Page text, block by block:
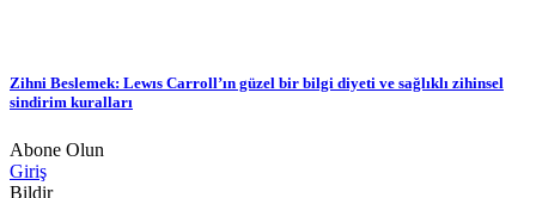
Zihni Beslemek: Lewıs Carroll’ın güzel bir bilgi diyeti ve sağlıklı zihinsel
sindirim kuralları
Abone Olun
Giriş
Bildir